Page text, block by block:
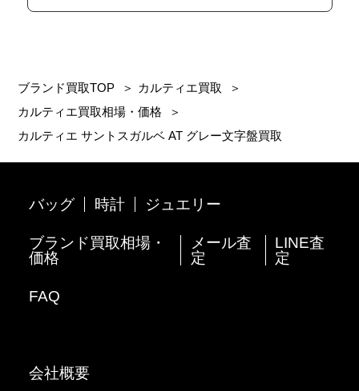
ブランド買取TOP ＞ カルティエ買取
＞
カルティエ買取相場・価格
＞
カルティエ サントスガルベ AT グレー文字盤買取
バッグ 時計 ジュエリー
ブランド買取相場・
価格
メール査
定
LINE査
定
FAQ
会社概要